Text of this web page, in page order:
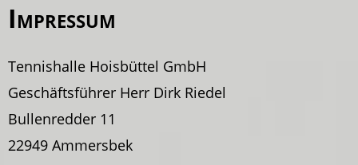
Impressum
Tennishalle Hoisbüttel GmbH
Geschäftsführer Herr Dirk Riedel
Bullenredder 11
22949 Ammersbek